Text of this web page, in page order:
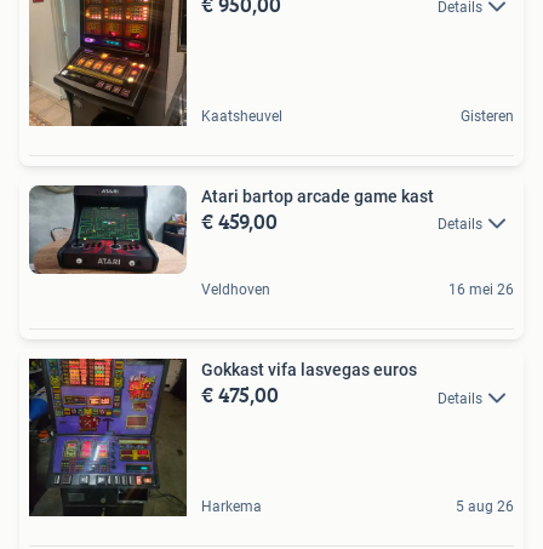
Details
Kaatsheuvel Gisteren
Atari bartop arcade game kast
€ 459,00 Details
Veldhoven 16 mei 26
Gokkast vifa lasvegas euros
€ 475,00 Details
Harkema 5 aug 26